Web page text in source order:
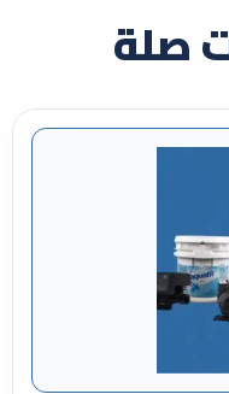
صلة